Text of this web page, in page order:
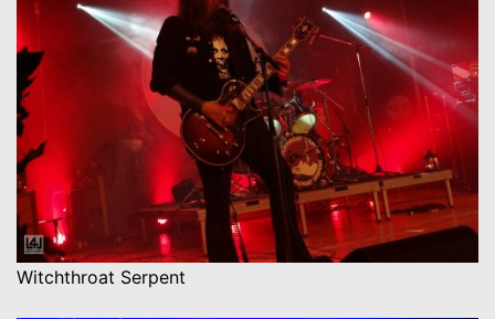
Witchthroat Serpent